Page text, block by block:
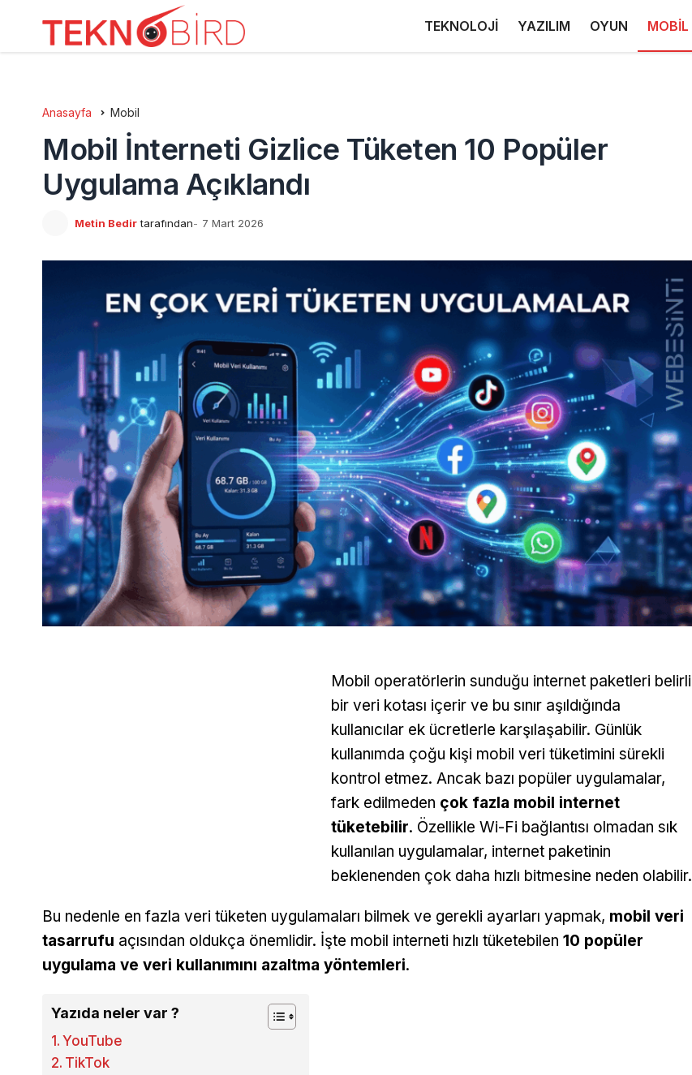
TEKNOLOJİ YAZILIM OYUN MOBİL
Anasayfa Mobil
Mobil İnterneti Gizlice Tüketen 10 Popüler
Uygulama Açıklandı
Metin Bedir tarafından 7 Mart 2026
Mobil operatörlerin sunduğu internet paketleri belirli
bir veri kotası içerir ve bu sınır aşıldığında
kullanıcılar ek ücretlerle karşılaşabilir. Günlük
kullanımda çoğu kişi mobil veri tüketimini sürekli
kontrol etmez. Ancak bazı popüler uygulamalar,
fark edilmeden çok fazla mobil internet
tüketebilir. Özellikle Wi-Fi bağlantısı olmadan sık
kullanılan uygulamalar, internet paketinin
beklenenden çok daha hızlı bitmesine neden olabilir.
Bu nedenle en fazla veri tüketen uygulamaları bilmek ve gerekli ayarları yapmak, mobil veri
tasarrufu açısından oldukça önemlidir. İşte mobil interneti hızlı tüketebilen 10 popüler
uygulama ve veri kullanımını azaltma yöntemleri.
Yazıda neler var ?
YouTube
TikTok